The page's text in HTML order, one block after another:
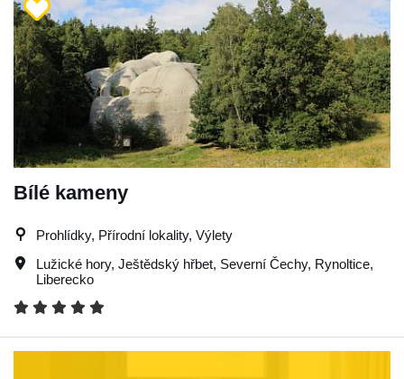
Bílé kameny
Prohlídky, Přírodní lokality, Výlety
Lužické hory, Ještědský hřbet, Severní Čechy, Rynoltice,
Liberecko